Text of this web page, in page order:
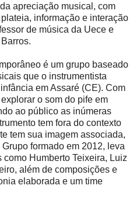
apreciação musical, com
informação e interação
de música da Uece e
é um grupo baseado
que o instrumentista
em Assaré (CE). Com
o som do pife em
ao público as inúmeras
tem fora do contexto
tem sua imagem associada,
formado em 2012, leva
Humberto Teixeira, Luiz
além de composições e
elaborada e um time